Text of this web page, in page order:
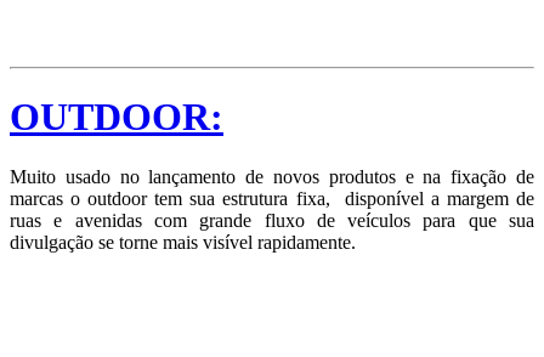
OUTDOOR:
Muito usado no lançamento de novos produtos e na fixação de
marcas o outdoor tem sua estrutura fixa, disponível a margem de
ruas e avenidas com grande fluxo de veículos para que sua
divulgação se torne mais visível rapidamente.